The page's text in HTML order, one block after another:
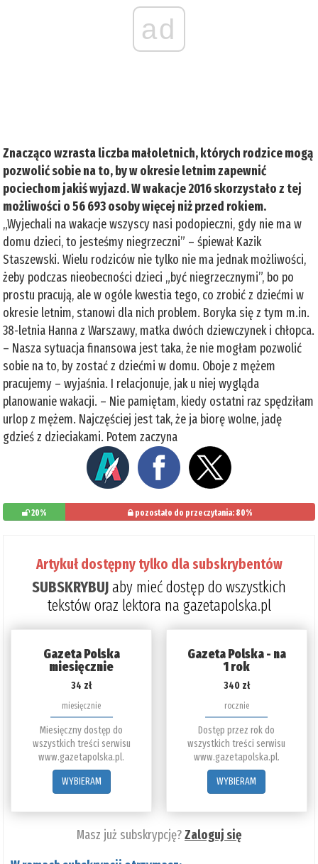
ad
Znacząco wzrasta liczba małoletnich, których rodzice mogą
pozwolić sobie na to, by w okresie letnim zapewnić
pociechom jakiś wyjazd. W wakacje 2016 skorzystało z tej
możliwości o 56 693 osoby więcej niż przed rokiem.
„Wyjechali na wakacje wszyscy nasi podopieczni, gdy nie ma w
domu dzieci, to jesteśmy niegrzeczni” – śpiewał Kazik
Staszewski. Wielu rodziców nie tylko nie ma jednak możliwości,
żeby podczas nieobecności dzieci „być niegrzecznymi”, bo po
prostu pracują, ale w ogóle kwestia tego, co zrobić z dziećmi w
okresie letnim, stanowi dla nich problem. Boryka się z tym m.in.
38-letnia Hanna z Warszawy, matka dwóch dziewczynek i chłopca.
– Nasza sytuacja finansowa jest taka, że nie mogłam pozwolić
sobie na to, by zostać z dziećmi w domu. Oboje z mężem
pracujemy – wyjaśnia. I relacjonuje, jak u niej wygląda
planowanie wakacji. – Nie pamiętam, kiedy ostatni raz spędziłam
urlop z mężem. Najczęściej jest tak, że ja biorę wolne, jadę
gdzieś z dzieciakami. Potem zaczyna
20% pozostało do przeczytania: 80%
Artykuł dostępny tylko dla subskrybentów
SUBSKRYBUJaby mieć dostęp do wszystkich
tekstów oraz lektora na gazetapolska.pl
Gazeta Polska
miesięcznie
34 zł
miesięcznie
Miesięczny dostęp do
wszystkich treści serwisu
www.gazetapolska.pl.
WYBIERAM
Gazeta Polska - na
1 rok
340 zł
rocznie
Dostęp przez rok do
wszystkich treści serwisu
www.gazetapolska.pl.
WYBIERAM
Masz już subskrypcję?Zaloguj się